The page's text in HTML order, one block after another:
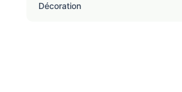
Décoration